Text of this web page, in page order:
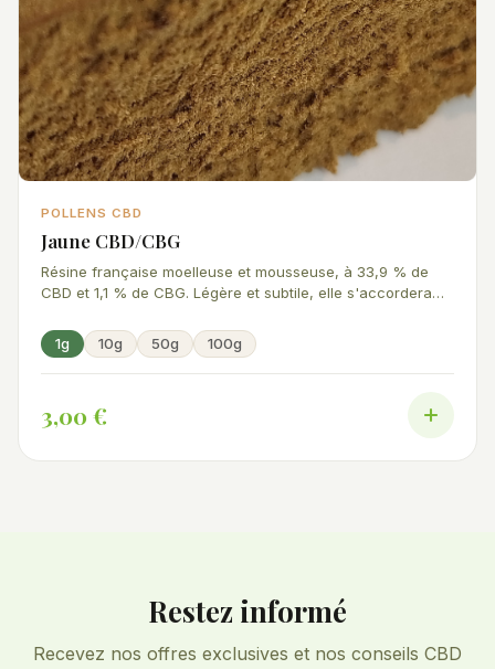
POLLENS CBD
Jaune CBD/CBG
Résine française moelleuse et mousseuse, à 33,9 % de
CBD et 1,1 % de CBG. Légère et subtile, elle s'accordera
1g
10g 50g 100g
3,00 €
Restez informé
Recevez nos offres exclusives et nos conseils CBD